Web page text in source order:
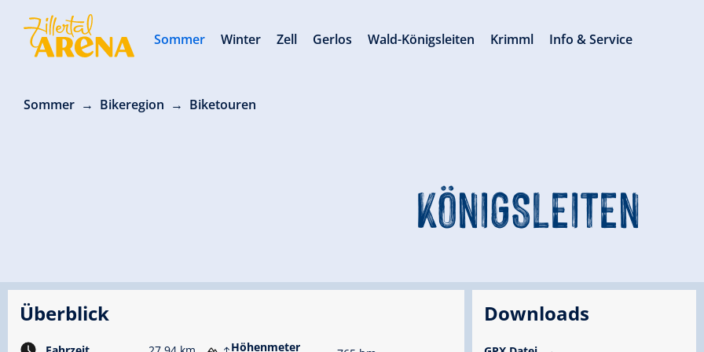
Sommer Bikeregion Biketouren
KÖNIGSLEITEN
Überblick
Höhenmeter
Downloads
Sommer Winter Zell Gerlos Wald-Königsleiten Krimml Info & Service